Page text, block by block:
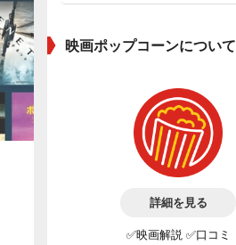
映画ポップコーンについて
詳細を見る
✅映画解説 ✅口コミ